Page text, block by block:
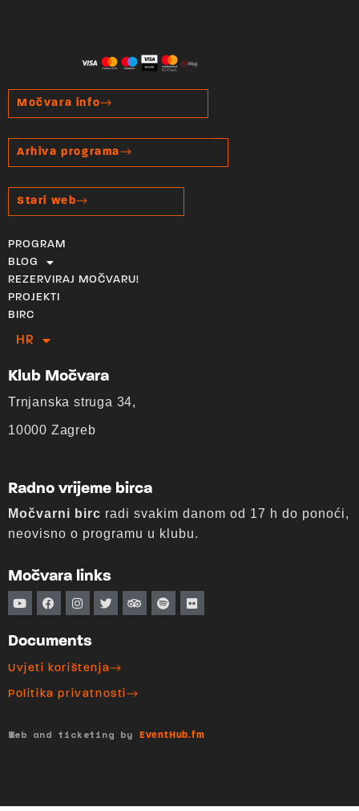
Močvara info
Arhiva programa
Stari web
PROGRAM
BLOG
REZERVIRAJ MOČVARU!
PROJEKTI
BIRC
HR
EN
Klub Močvara
Trnjanska struga 34,
10000 Zagreb
Radno vrijeme birca
Močvarni birc radi svakim danom od 17 h do ponoći,
neovisno o programu u klubu.
Močvara links
Documents
Uvjeti korištenja
Politika privatnosti
Web and ticketing by EventHub.fm